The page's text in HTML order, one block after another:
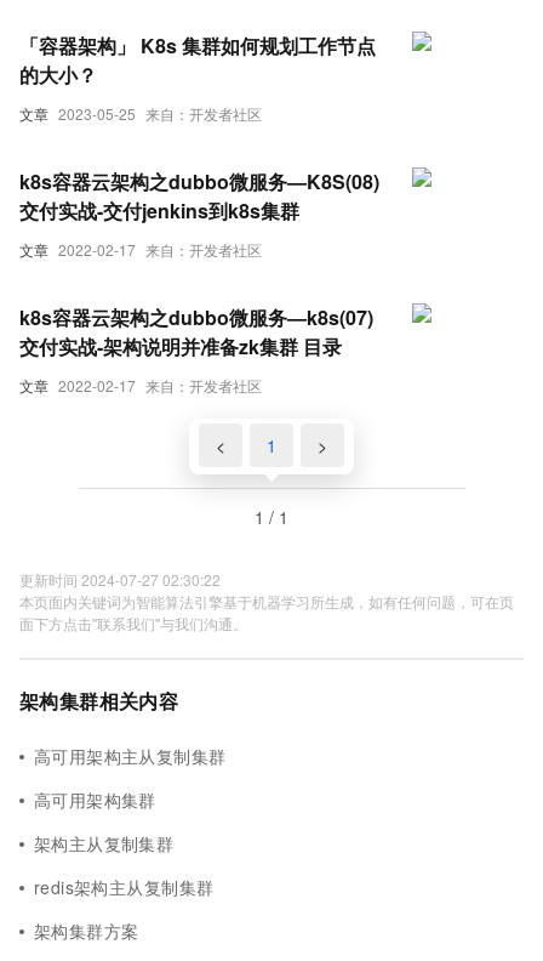
文章 2023-05-25 来自：开发者社区
「容器架构」 K8s 集群如何规划工作节点
的大小？
文章 2022-02-17 来自：开发者社区
k8s容器云架构之dubbo微服务—K8S(08)
交付实战-交付jenkins到k8s集群
文章 2022-02-17 来自：开发者社区
k8s容器云架构之dubbo微服务—k8s(07)
交付实战-架构说明并准备zk集群 目录
< 1 >
1 / 1
更新时间 2024-07-27 02:30:22
本页面内关键词为智能算法引擎基于机器学习所生成，如有任何问题，可在页
面下方点击"联系我们"与我们沟通。
架构集群相关内容
高可用架构主从复制集群
高可用架构集群
架构主从复制集群
redis架构主从复制集群
架构集群方案